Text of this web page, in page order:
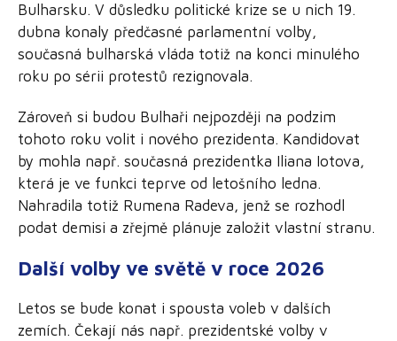
Bulharsku. V důsledku politické krize se u nich 19.
dubna konaly předčasné parlamentní volby,
současná bulharská vláda totiž na konci minulého
roku po sérii protestů rezignovala.
Zároveň si budou Bulhaři nejpozději na podzim
tohoto roku volit i nového prezidenta. Kandidovat
by mohla např. současná prezidentka Iliana Iotova,
která je ve funkci teprve od letošního ledna.
Nahradila totiž Rumena Radeva, jenž se rozhodl
podat demisi a zřejmě plánuje založit vlastní stranu.
Další volby ve světě v roce 2026
Letos se bude konat i spousta voleb v dalších
zemích. Čekají nás např. prezidentské volby v